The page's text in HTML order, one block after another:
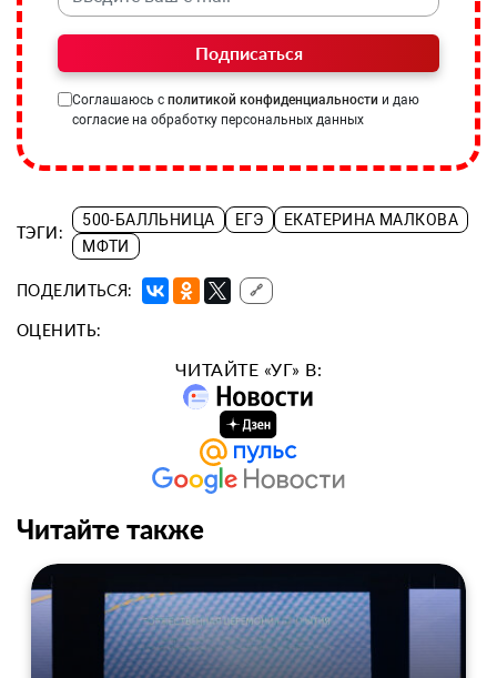
Подписаться
Соглашаюсь с политикой конфиденциальности и даю
согласие на обработку персональных данных
ТЭГИ:
500-БАЛЛЬНИЦА ЕГЭ
ЕКАТЕРИНА МАЛКОВА
МФТИ
ПОДЕЛИТЬСЯ: 🔗
ОЦЕНИТЬ:
ЧИТАЙТЕ «УГ» В:
Читайте также